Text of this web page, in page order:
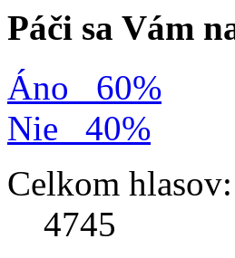
Páči sa Vám
Áno
60%
Nie
40%
Celkom hlasov:
4745